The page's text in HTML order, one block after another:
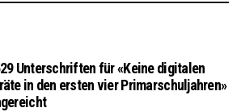
Unterschriften für «Keine digitalen
in den ersten vier Primarschuljahren»